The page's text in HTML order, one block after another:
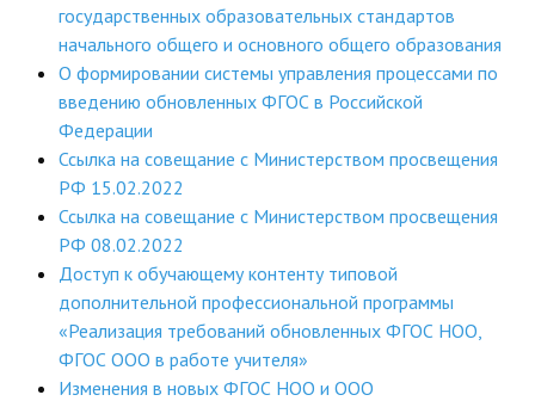
государственных образовательных стандартов
начального общего и основного общего образования
О формировании системы управления процессами по
введению обновленных ФГОС в Российской
Федерации
Ссылка на совещание с Министерством просвещения
РФ 15.02.2022
Ссылка на совещание с Министерством просвещения
РФ 08.02.2022
Доступ к обучающему контенту типовой
дополнительной профессиональной программы
«Реализация требований обновленных ФГОС НОО,
ФГОС ООО в работе учителя»
Изменения в новых ФГОС НОО и ООО